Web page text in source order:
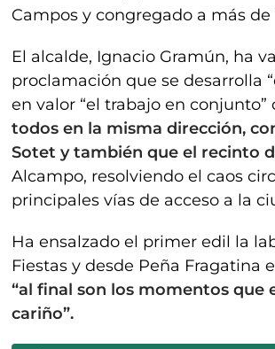
Campos y congregado a más de
El alcalde, Ignacio Gramún, ha
proclamación que se desarrolla
en valor “el trabajo en
todos en la misma dirección,
Sotet y también que el recinto
Alcampo, resolviendo el caos
principales vías de acceso a la
Ha ensalzado el primer edil la
Fiestas y desde Peña Fragatina
“al final son los momentos
cariño”.